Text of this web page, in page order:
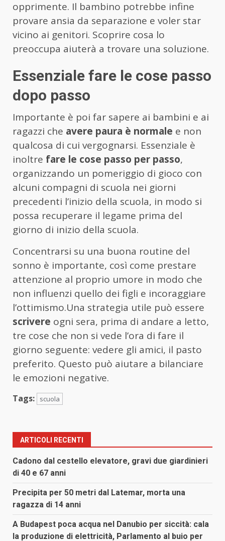
opprimente. Il bambino potrebbe infine
provare ansia da separazione e voler star
vicino ai genitori. Scoprire cosa lo
preoccupa aiuterà a trovare una soluzione.
Essenziale fare le cose passo
dopo passo
Importante è poi far sapere ai bambini e ai
ragazzi che avere paura è normale e non
qualcosa di cui vergognarsi. Essenziale è
inoltre fare le cose passo per passo,
organizzando un pomeriggio di gioco con
alcuni compagni di scuola nei giorni
precedenti l’inizio della scuola, in modo si
possa recuperare il legame prima del
giorno di inizio della scuola.
Concentrarsi su una buona routine del
sonno è importante, così come prestare
attenzione al proprio umore in modo che
non influenzi quello dei figli e incoraggiare
l’ottimismo.Una strategia utile può essere
scrivere ogni sera, prima di andare a letto,
tre cose che non si vede l’ora di fare il
giorno seguente: vedere gli amici, il pasto
preferito. Questo può aiutare a bilanciare
le emozioni negative.
Tags: scuola
ARTICOLI RECENTI
Cadono dal cestello elevatore, gravi due giardinieri
di 40 e 67 anni
Precipita per 50 metri dal Latemar, morta una
ragazza di 14 anni
A Budapest poca acqua nel Danubio per siccità: cala
la produzione di elettricità, Parlamento al buio per